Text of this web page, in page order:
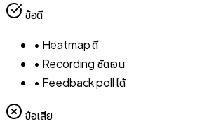
ข้อดี
• Heatmap ดี
• Recording ชัดเจน
• Feedback poll ได้
ข้อเสีย